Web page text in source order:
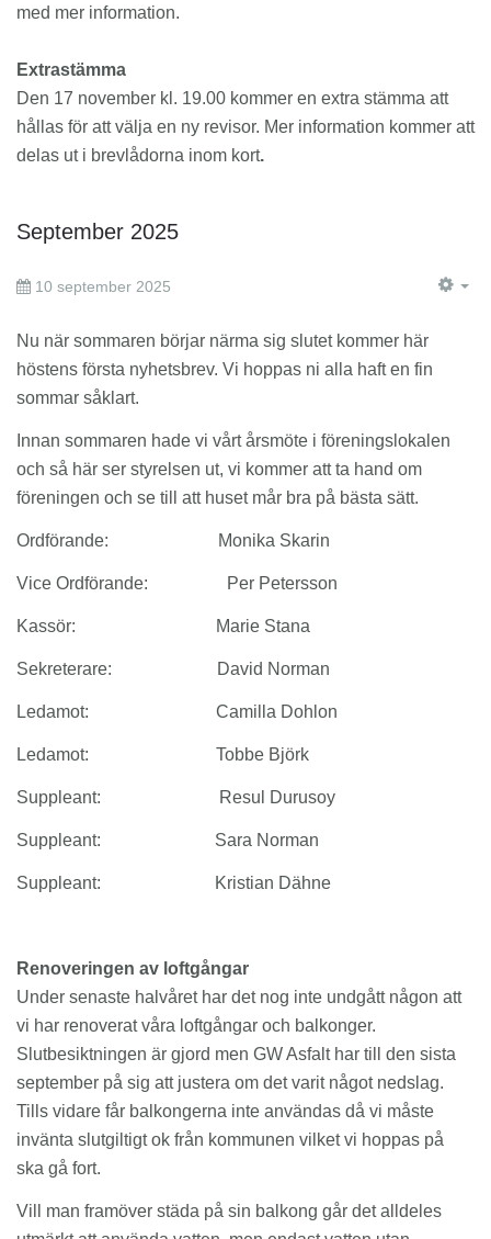
med mer information.
Extrastämma
Den 17 november kl. 19.00 kommer en extra stämma att
hållas för att välja en ny revisor. Mer information kommer att
delas ut i brevlådorna inom kort.
September 2025
10 september 2025
Nu när sommaren börjar närma sig slutet kommer här
höstens första nyhetsbrev. Vi hoppas ni alla haft en fin
sommar såklart.
Innan sommaren hade vi vårt årsmöte i föreningslokalen
och så här ser styrelsen ut, vi kommer att ta hand om
föreningen och se till att huset mår bra på bästa sätt.
Ordförande: Monika Skarin
Vice Ordförande: Per Petersson
Kassör: Marie Stana
Sekreterare: David Norman
Ledamot: Camilla Dohlon
Ledamot: Tobbe Björk
Suppleant: Resul Durusoy
Suppleant: Sara Norman
Suppleant: Kristian Dähne
Renoveringen av loftgångar
Under senaste halvåret har det nog inte undgått någon att
vi har renoverat våra loftgångar och balkonger.
Slutbesiktningen är gjord men GW Asfalt har till den sista
september på sig att justera om det varit något nedslag.
Tills vidare får balkongerna inte användas då vi måste
invänta slutgiltigt ok från kommunen vilket vi hoppas på
ska gå fort.
Vill man framöver städa på sin balkong går det alldeles